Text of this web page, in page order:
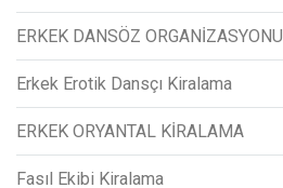
ERKEK DANSÖZ ORGANİZASYONU
Erkek Erotik Dansçı Kiralama
ERKEK ORYANTAL KİRALAMA
Fasıl Ekibi Kiralama